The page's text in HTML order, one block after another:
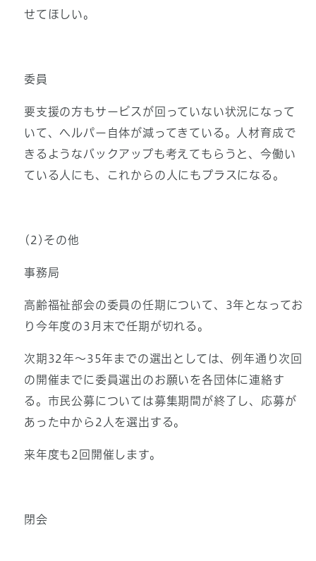
せてほしい。
委員
要支援の方もサービスが回っていない状況になって
いて、ヘルパー自体が減ってきている。人材育成で
きるようなバックアップも考えてもらうと、今働い
ている人にも、これからの人にもプラスになる。
(2)その他
事務局
高齢福祉部会の委員の任期について、3年となってお
り今年度の3月末で任期が切れる。
次期32年～35年までの選出としては、例年通り次回
の開催までに委員選出のお願いを各団体に連絡す
る。市民公募については募集期間が終了し、応募が
あった中から2人を選出する。
来年度も2回開催します。
閉会